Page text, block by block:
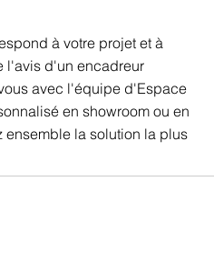
à votre projet et à
l'avis d'un encadreur
avec l'équipe d'Espace
en showroom ou en
la solution la plus